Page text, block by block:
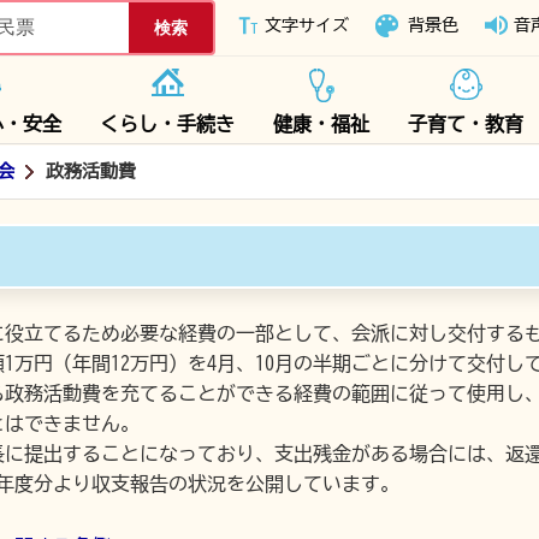
下妻市ホームページ
文字サイズ 背景色 音
安全 くらし・手続き 健康・福祉 子育て・教育
政務活動費
立てるため必要な経費の一部として、会派に対し交付する
万円（年間12万円）を4月、10月の半期ごとに分けて交付し
務活動費を充てることができる経費の範囲に従って使用し
できません。
提出することになっており、支出残金がある場合には、返
度分より収支報告の状況を公開しています。